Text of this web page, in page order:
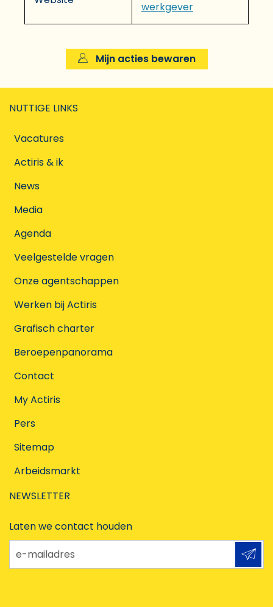
werkgever
Mijn acties bewaren
NUTTIGE LINKS
Vacatures
Actiris & ik
News
Media
Agenda
Veelgestelde vragen
Onze agentschappen
Werken bij Actiris
Grafisch charter
Beroepenpanorama
Contact
My Actiris
Pers
Sitemap
Arbeidsmarkt
NEWSLETTER
Laten we contact houden
e-mailadres